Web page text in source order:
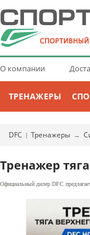
О компании
ТРЕНАЖЕРЫ
DFC | Тренажеры →
Тренажер тяга
Официальный дилер DFC